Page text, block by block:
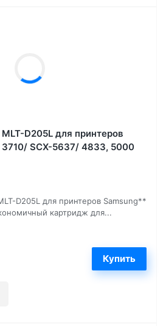
D205L для принтеров
SCX-5637/ 4833, 5000
D205L для принтеров Samsung**
картридж для...